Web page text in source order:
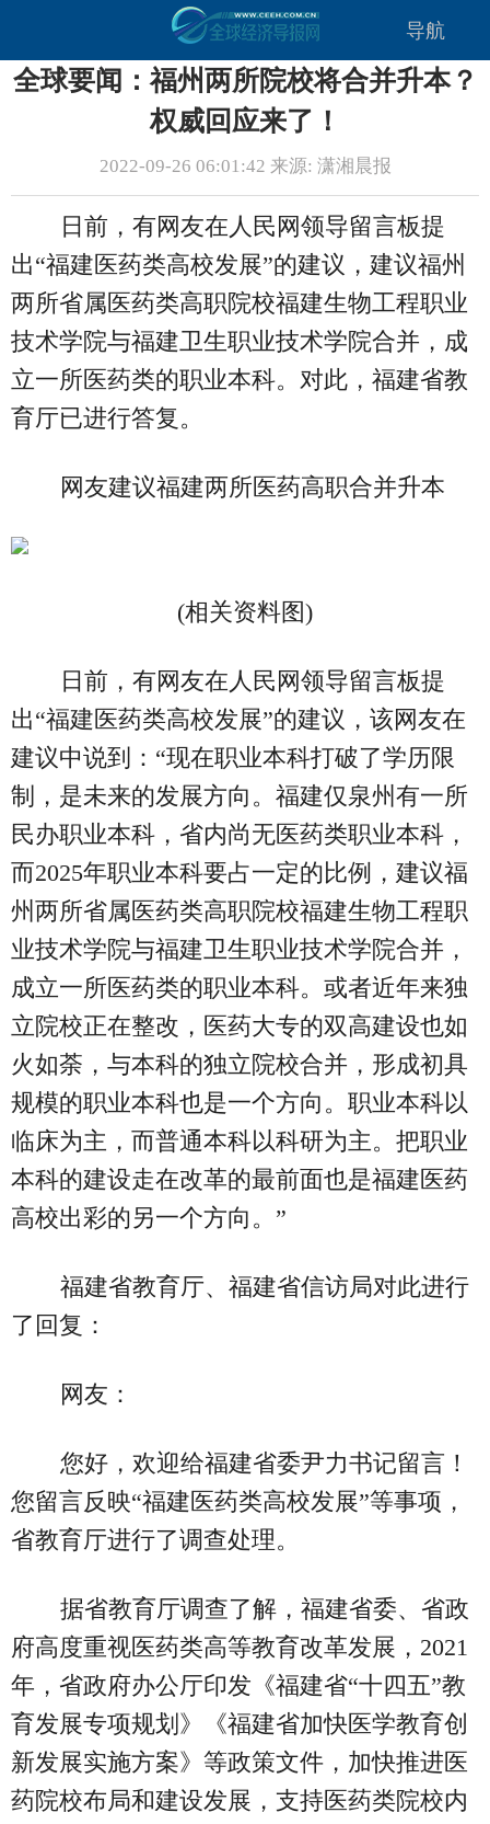
导航
全球要闻：福州两所院校将合并升本？
权威回应来了！
2022-09-26 06:01:42 来源: 潇湘晨报
日前，有网友在人民网领导留言板提
出“福建医药类高校发展”的建议，建议福州
两所省属医药类高职院校福建生物工程职业
技术学院与福建卫生职业技术学院合并，成
立一所医药类的职业本科。对此，福建省教
育厅已进行答复。
网友建议福建两所医药高职合并升本
(相关资料图)
日前，有网友在人民网领导留言板提
出“福建医药类高校发展”的建议，该网友在
建议中说到：“现在职业本科打破了学历限
制，是未来的发展方向。福建仅泉州有一所
民办职业本科，省内尚无医药类职业本科，
而2025年职业本科要占一定的比例，建议福
州两所省属医药类高职院校福建生物工程职
业技术学院与福建卫生职业技术学院合并，
成立一所医药类的职业本科。或者近年来独
立院校正在整改，医药大专的双高建设也如
火如荼，与本科的独立院校合并，形成初具
规模的职业本科也是一个方向。职业本科以
临床为主，而普通本科以科研为主。把职业
本科的建设走在改革的最前面也是福建医药
高校出彩的另一个方向。”
福建省教育厅、福建省信访局对此进行
了回复：
网友：
您好，欢迎给福建省委尹力书记留言！
您留言反映“福建医药类高校发展”等事项，
省教育厅进行了调查处理。
据省教育厅调查了解，福建省委、省政
府高度重视医药类高等教育改革发展，2021
年，省政府办公厅印发《福建省“十四五”教
育发展专项规划》《福建省加快医学教育创
新发展实施方案》等政策文件，加快推进医
药院校布局和建设发展，支持医药类院校内